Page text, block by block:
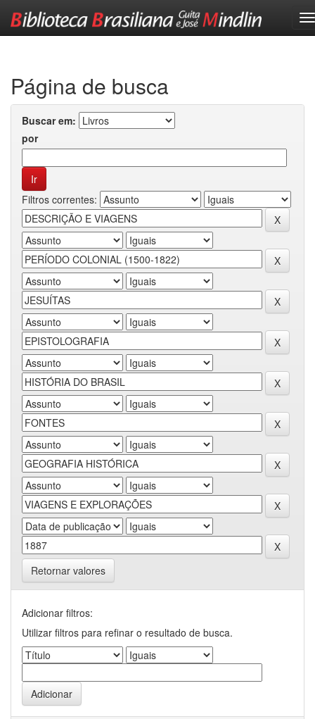
Página de busca
Buscar em:
por
Filtros correntes:
Retornar valores
Adicionar filtros:
Utilizar filtros para refinar o resultado de busca.